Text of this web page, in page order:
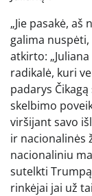
„Jie pasakė, aš
galima
atkirto:
radikalė, kuri
padarys
skelbimo
viršijant savo
ir nacionalinės
nacionaliniu
sutelkti
rinkėjai jai už